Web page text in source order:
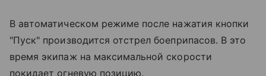
В автоматическом режиме после нажатия кнопки
"Пуск" производится отстрел боеприпасов. В это
время экипаж на максимальной скорости
покидает огневую позицию.